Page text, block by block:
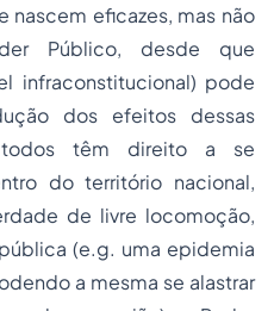
nascem eficazes, mas não
Público, desde que
infraconstitucional) pode
dos efeitos dessas
todos têm direito a se
do território nacional,
de livre locomoção,
(e.g. uma epidemia
a mesma se alastrar